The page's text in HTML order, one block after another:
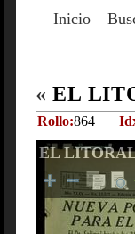
Inicio
« EL
Rollo:864
EL